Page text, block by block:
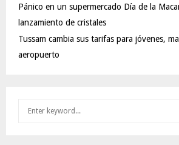
Pánico en un supermercado Día de la
lanzamiento de cristales
Tussam cambia sus tarifas para jóvenes,
aeropuerto